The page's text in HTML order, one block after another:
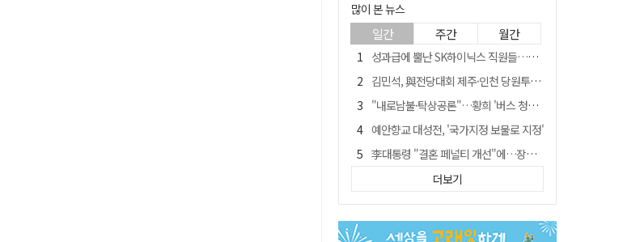
많이 본 뉴스
일간 주간 월간
성과급에 뿔난 SK하이닉스 직원들…3500명 모여 '새 노조' 만든다
김민석, 與전당대회 제주·인천 당원투표서 승리…누적 득표는 '초박빙'
"내로남불·탁상공론"…황희 '버스 청년주택' 제안에 與 내부서도 쓴소리
예안향교 대성전, '국가지정 보물로 지정'
李대통령 "결혼 페널티 개선"에…장동혁 "그 페널티 만든 게 이 정권"
블룸버그 "SK하이닉스, 中 패키징공장 지분매각 등 검토"
트럼프 만난 손현보 목사…"현재 자유대한민국 여러 면에서 어려움"
더보기